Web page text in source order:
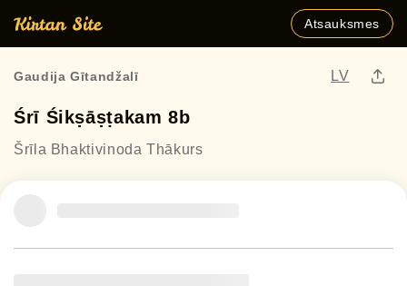
Atsauksmes
Gaudija Gītandžalī LV
Śrī Śikṣāṣṭakam 8b
Šrīla Bhaktivinoda Thākurs